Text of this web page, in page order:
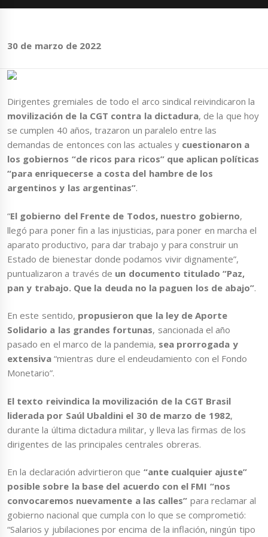
30 de marzo de 2022
Dirigentes gremiales de todo el arco sindical reivindicaron la
movilización de la CGT contra la dictadura, de la que hoy
se cumplen 40 años, trazaron un paralelo entre las
demandas de entonces con las actuales y cuestionaron a
los gobiernos “de ricos para ricos” que aplican políticas
“para enriquecerse a costa del hambre de los
argentinos y las argentinas”.
“El gobierno del Frente de Todos, nuestro gobierno,
llegó para poner fin a las injusticias, para poner en marcha el
aparato productivo, para dar trabajo y para construir un
Estado de bienestar donde podamos vivir dignamente”,
puntualizaron a través de un documento titulado “Paz,
pan y trabajo. Que la deuda no la paguen los de abajo”.
En este sentido, propusieron que la ley de Aporte
Solidario a las grandes fortunas, sancionada el año
pasado en el marco de la pandemia, sea prorrogada y
extensiva “mientras dure el endeudamiento con el Fondo
Monetario”.
El texto reivindica la movilización de la CGT Brasil
liderada por Saúl Ubaldini el 30 de marzo de 1982,
durante la última dictadura militar, y lleva las firmas de los
dirigentes de las principales centrales obreras.
En la declaración advirtieron que “ante cualquier ajuste”
posible sobre la base del acuerdo con el FMI “nos
convocaremos nuevamente a las calles” para reclamar al
gobierno nacional que cumpla con lo que se comprometió:
“Salarios y jubilaciones por encima de la inflación, ningún tipo